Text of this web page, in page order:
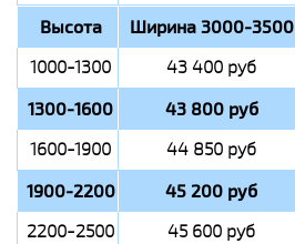
Высота Ширина 3000-3500
1000-1300 43 400 руб
1300-1600 43 800 руб
1600-1900 44 850 руб
1900-2200 45 200 руб
2200-2500 45 600 руб